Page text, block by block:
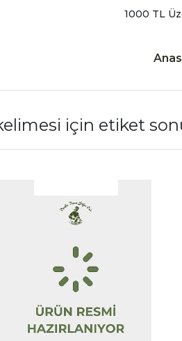
1000 TL
için etiket